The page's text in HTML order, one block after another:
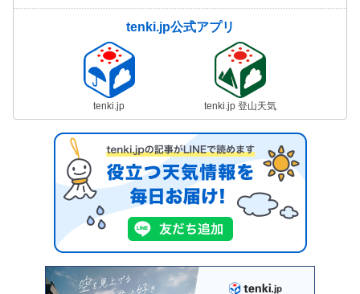
tenki.jp公式アプリ
tenki.jp tenki.jp 登山天気